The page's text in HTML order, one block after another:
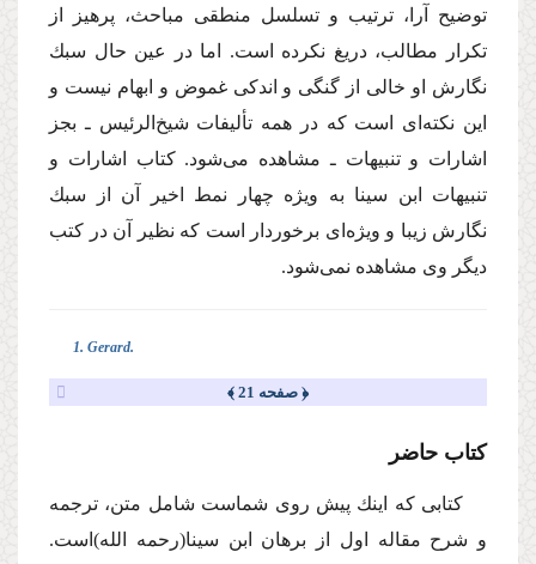
توضیح آرا، ترتیب و تسلسل منطقی مباحث، پرهیز از
تكرار مطالب، دریغ نكرده است. اما در عین حال سبك
نگارش او خالی از گنگی و اندكی غموض و ابهام نیست و
این نكته‌ای است كه در همه تألیفات شیخ‌الرئیس ـ بجز
اشارات و تنبیهات ـ مشاهده می‌شود. كتاب اشارات و
تنبیهات ابن سینا به ویژه چهار نمط اخیر آن از سبك
نگارش زیبا و ویژه‌ای برخوردار است كه نظیر آن در كتب
دیگر وی مشاهده نمی‌شود.
1. Gerard.
﴿ صفحه 21 ﴾
كتاب حاضر
كتابی كه اینك پیش روی شماست شامل متن، ترجمه
و شرح مقاله اول از برهان ابن سینا(رحمه الله) است.